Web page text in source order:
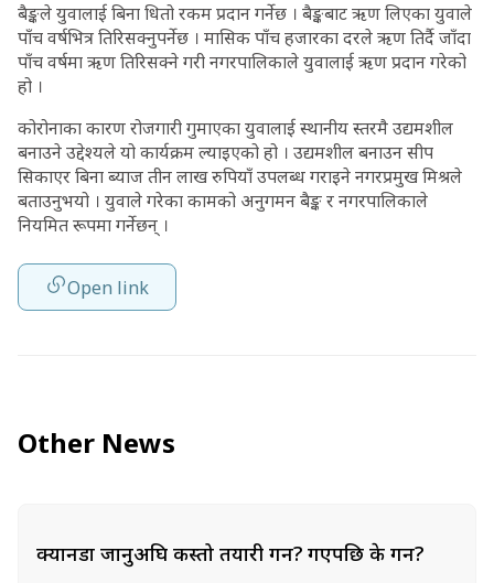
बैङ्कले युवालाई बिना धितो रकम प्रदान गर्नेछ । बैङ्कबाट ऋण लिएका युवाले
पाँच वर्षभित्र तिरिसक्नुपर्नेछ । मासिक पाँच हजारका दरले ऋण तिर्दै जाँदा
पाँच वर्षमा ऋण तिरिसक्ने गरी नगरपालिकाले युवालाई ऋण प्रदान गरेको
हो ।
कोरोनाका कारण रोजगारी गुमाएका युवालाई स्थानीय स्तरमै उद्यमशील
बनाउने उद्देश्यले यो कार्यक्रम ल्याइएको हो । उद्यमशील बनाउन सीप
सिकाएर बिना ब्याज तीन लाख रुपियाँ उपलब्ध गराइने नगरप्रमुख मिश्रले
बताउनुभयो । युवाले गरेका कामको अनुगमन बैङ्क र नगरपालिकाले
नियमित रूपमा गर्नेछन् ।
Open link
Other News
क्यानडा जानुअघि कस्तो तयारी गर्ने? गएपछि के गर्ने?